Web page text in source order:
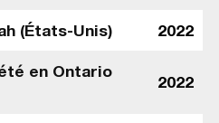
(États-Unis) 2022
en Ontario
2022